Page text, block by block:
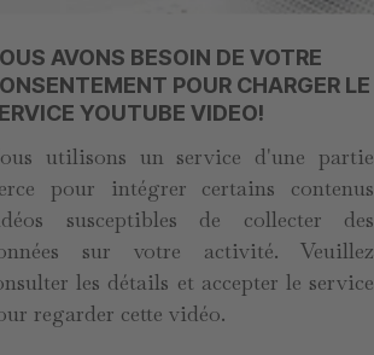
AVONS BESOIN DE VOTRE
POUR CHARGER LE
YOUTUBE VIDEO!
utilisons un service d'une partie
pour intégrer certains contenus
susceptibles de collecter des
sur votre activité. Veuillez
les détails et accepter le service
regarder cette vidéo.